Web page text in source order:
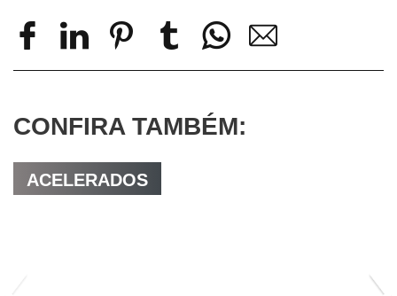
CONFIRA TAMBÉM:
ACELERADOS